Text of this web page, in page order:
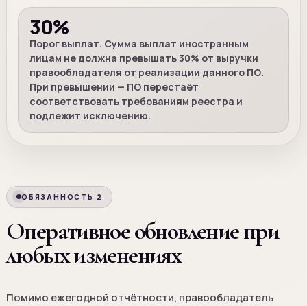
30%
Порог выплат. Сумма выплат иностранным
лицам не должна превышать 30% от выручки
правообладателя от реализации данного ПО.
При превышении — ПО перестаёт
соответствовать требованиям реестра и
подлежит исключению.
ОБЯЗАННОСТЬ 2
Оперативное обновление при
любых изменениях
Помимо ежегодной отчётности, правообладатель